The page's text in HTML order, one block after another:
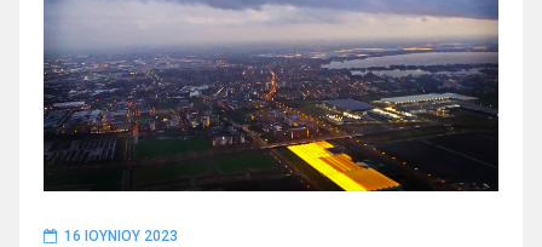
16 ΙΟΥΝΊΟΥ 2023